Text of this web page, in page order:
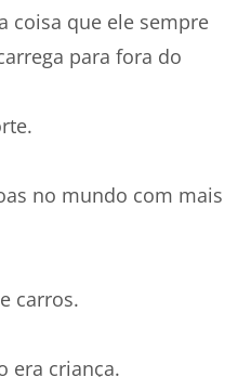
coisa que ele sempre
para fora do
no mundo com mais
carros.
era criança.